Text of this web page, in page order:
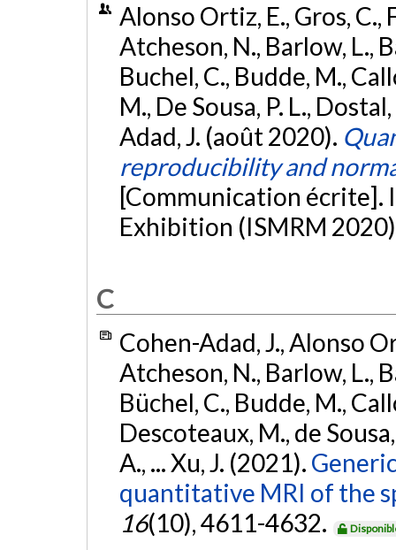
Alonso Ortiz, E., Gros, C.,
Atcheson, N., Barlow, L.,
Buchel, C., Budde, M.,
M., De Sousa, P. L.,
Adad, J. (août 2020).
reproducibility and
[Communication écrite].
Exhibition (ISMRM
C
Cohen-Adad, J., Alonso
Atcheson, N., Barlow, L.,
Büchel, C., Budde, M.,
Descoteaux, M., de
A., ... Xu, J. (2021).
quantitative MRI of the
16(10), 4611-4632.